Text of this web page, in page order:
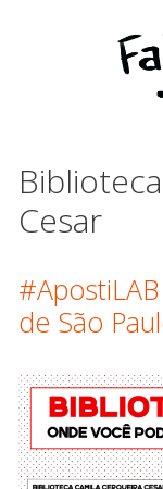
Cesar
de São